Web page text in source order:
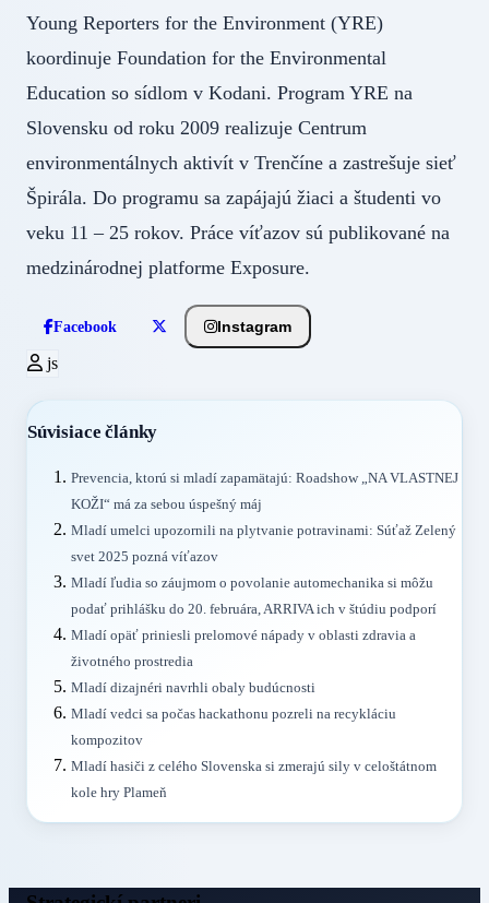
Young Reporters for the Environment (YRE)
koordinuje Foundation for the Environmental
Education so sídlom v Kodani. Program YRE na
Slovensku od roku 2009 realizuje Centrum
environmentálnych aktivít v Trenčíne a zastrešuje sieť
Špirála. Do programu sa zapájajú žiaci a študenti vo
veku 11 – 25 rokov. Práce víťazov sú publikované na
medzinárodnej platforme Exposure.
Facebook Instagram
js
Súvisiace články
Prevencia, ktorú si mladí zapamätajú: Roadshow „NA VLASTNEJ
KOŽI“ má za sebou úspešný máj
Mladí umelci upozornili na plytvanie potravinami: Súťaž Zelený
svet 2025 pozná víťazov
Mladí ľudia so záujmom o povolanie automechanika si môžu
podať prihlášku do 20. februára, ARRIVA ich v štúdiu podporí
Mladí opäť priniesli prelomové nápady v oblasti zdravia a
životného prostredia
Mladí dizajnéri navrhli obaly budúcnosti
Mladí vedci sa počas hackathonu pozreli na recykláciu
kompozitov
Mladí hasiči z celého Slovenska si zmerajú sily v celoštátnom
kole hry Plameň